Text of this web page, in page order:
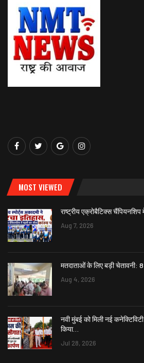
MOST VIEWED
राष्ट्रीय एक्रोबैटिक्स चैंपियनशिप
Aug 7, 2026
मतदाताओं के लिए बड़ी चेतावनी:
Aug 4, 2026
नवी मुंबई को मिली नई
किया…
Jul 28, 2026